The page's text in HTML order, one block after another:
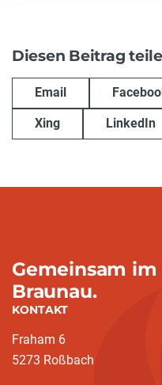
Diesen Beitrag
Email
Xing LinkedIn
Gemeinsam
Braunau.
KONTAKT
Fraham 6
5273 Roßbach